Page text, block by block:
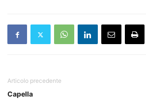
Articolo precedente
Capella